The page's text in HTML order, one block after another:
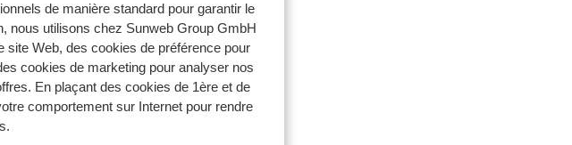
de manière standard pour garantir le
nous utilisons chez Sunweb Group GmbH
Web, des cookies de préférence pour
cookies de marketing pour analyser nos
En plaçant des cookies de 1ère et de
comportement sur Internet pour rendre
électriquepayant